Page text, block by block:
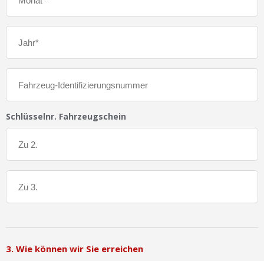
Schlüsselnr. Fahrzeugschein
3. Wie können wir Sie erreichen